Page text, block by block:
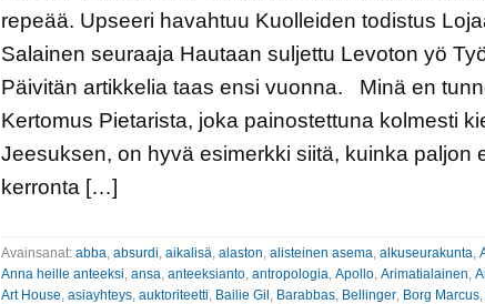
repeää. Upseeri havahtuu Kuolleiden todistus
Salainen seuraaja Hautaan suljettu Levoton yö
Päivitän artikkelia taas ensi vuonna. Minä en
Kertomus Pietarista, joka painostettuna kolmesti
Jeesuksen, on hyvä esimerkki siitä, kuinka paljon
kerronta […]
Avainsanat: abba absurdi aikalisä alaston alisteinen asema alkuseurakunta
Anna heille anteeksi ansa anteeksianto, antropologia Apollo, Arimatialainen
Art House asiayhteys, auktoriteetti Bailie Gil Barabbas, Bellinger, Borg Marcus,